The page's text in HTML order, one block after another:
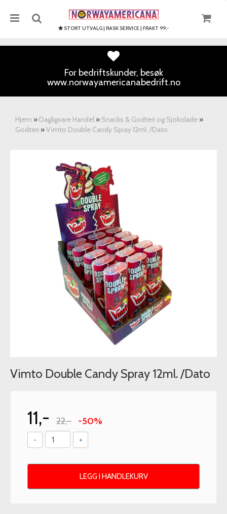
STORT UTVALG | RASK SERVICE | FRAKT 99,-
For bedriftskunder, besøk
www.norwayamericanabedrift.no
Hjem » Dagligvare Handel » Snacks & Godteri og Sjokolade »
Godteri »Vimto Double Candy Spray 12ml. /Dato
Vimto Double Candy Spray 12ml. /Dato
11,- 22,- -50%
- +
LEGG I HANDLEKURV